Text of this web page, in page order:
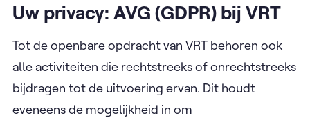
Uw privacy: AVG (GDPR) bij VRT
Tot de openbare opdracht van VRT behoren ook
alle activiteiten die rechtstreeks of onrechtstreeks
bijdragen tot de uitvoering ervan. Dit houdt
eveneens de mogelijkheid in om